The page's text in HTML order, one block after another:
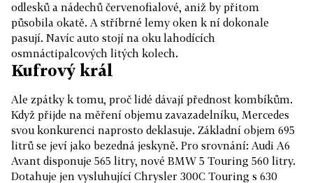
odlesků a nádechů červenofialové, aniž by přitom
působila okatě. A stříbrné lemy oken k ní dokonale
pasují. Navíc auto stojí na oku lahodících
osmnáctipalcových litých kolech.
Kufrový král
Ale zpátky k tomu, proč lidé dávají přednost kombíkům.
Když přijde na měření objemu zavazadelníku, Mercedes
svou konkurenci naprosto deklasuje. Základní objem 695
litrů se jeví jako bezedná jeskyně. Pro srovnání: Audi A6
Avant disponuje 565 litry, nové BMW 5 Touring 560 litry.
Dotahuje jen vysluhující Chrysler 300C Touring s 630